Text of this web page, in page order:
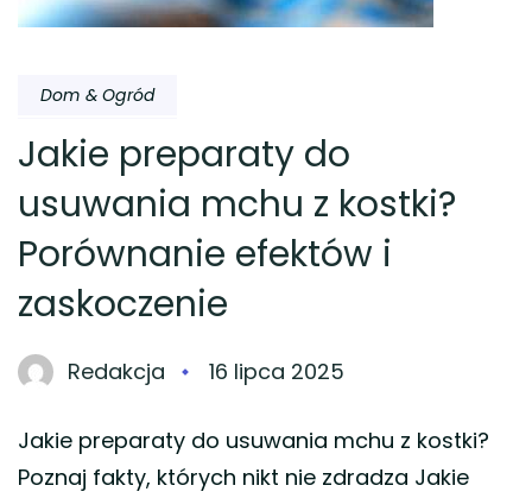
Dom & Ogród
Jakie preparaty do
usuwania mchu z kostki?
Porównanie efektów i
zaskoczenie
Redakcja 16 lipca 2025
Jakie preparaty do usuwania mchu z kostki?
Poznaj fakty, których nikt nie zdradza Jakie